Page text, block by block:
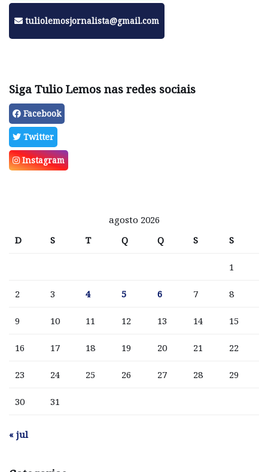
tuliolemosjornalista@gmail.com
Siga Tulio Lemos nas redes sociais
Facebook
Twitter
Instagram
agosto 2026
D
S T Q Q S S
1
2 3 4 5 6 7 8
9 10 11 12 13 14 15
16 17 18 19 20 21 22
23 24 25 26 27 28 29
30 31
« jul